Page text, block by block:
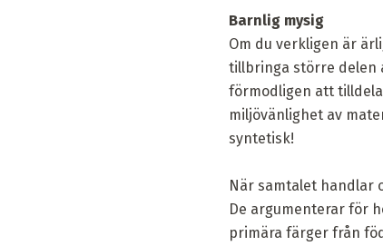
Barnlig mysig
Om du verkligen är
tillbringa större delen
förmodligen att
miljövänlighet av
syntetisk!
När samtalet handlar
De argumenterar för
primära färger från